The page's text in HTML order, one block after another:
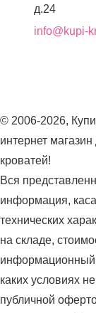
д.24
info@kupi-
© 2006-2026,
интернет
кроватей!
Вся
информация,
технических
на складе,
информационный
каких условиях
публичной